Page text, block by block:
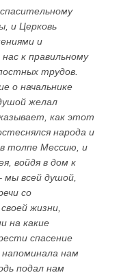
и Церковь
и
к правильному
трудов.
о начальнике
желал
как этот
народа и
толпе Мессию, и
войдя в дом к
мы всей душой,
со
жизни,
на какие
спасение
нам
подал нам